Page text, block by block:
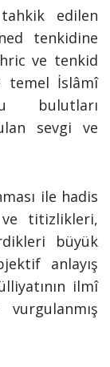
edilen
tenkidine
ve tenkid
temel İslâmî
bulutları
sevgi ve
ile hadis
titizlikleri,
büyük
anlayış
ilmî